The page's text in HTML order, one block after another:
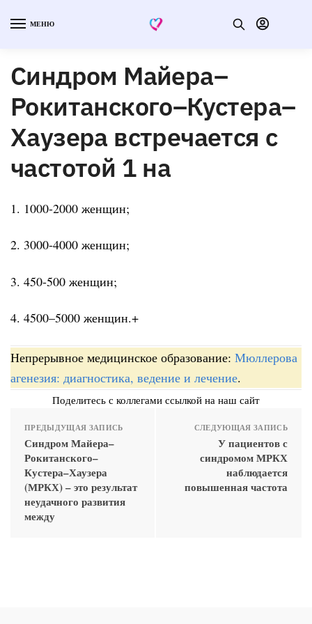
МЕНЮ
Синдром Майера–
Рокитанского–Кустера–
Хаузера встречается с
частотой 1 на
1. 1000-2000 женщин;
2. 3000-4000 женщин;
3. 450-500 женщин;
4. 4500–5000 женщин.+
Непрерывное медицинское образование: Мюллерова
агенезия: диагностика, ведение и лечение.
Поделитесь с коллегами ссылкой на наш сайт
ПРЕДЫДУЩАЯ ЗАПИСЬ
Синдром Майера–
Рокитанского–
Кустера–Хаузера
(МРКХ) – это результат
неудачного развития
между
СЛЕДУЮЩАЯ ЗАПИСЬ
У пациентов с
синдромом МРКХ
наблюдается
повышенная частота